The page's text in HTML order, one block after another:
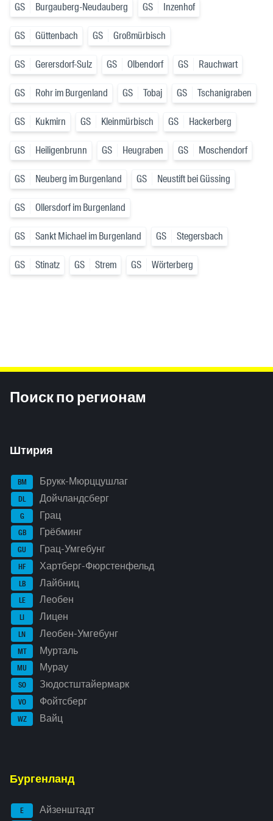
GS Burgauberg-Neudauberg GS Inzenhof
GS Güttenbach GS Großmürbisch
GS Gerersdorf-Sulz GS Olbendorf GS Rauchwart
GS Rohr im Burgenland GS Tobaj GS Tschanigraben
GS Kukmirn GS Kleinmürbisch GS Hackerberg
GS Heiligenbrunn GS Heugraben GS Moschendorf
GS Neuberg im Burgenland GS Neustift bei Güssing
GS Ollersdorf im Burgenland
GS Sankt Michael im Burgenland GS Stegersbach
GS Stinatz GS Strem GS Wörterberg
Поиск по регионам
Штирия
BM Брукк-Мюрццушлаг
DL Дойчландсберг
G Грац
GB Грёбминг
GU Грац-Умгебунг
HF Хартберг-Фюрстенфельд
LB Лайбниц
LE Леобен
LI Лицен
LN Леобен-Умгебунг
MT Мурталь
MU Мурау
SO Зюдостштайермарк
VO Фойтсберг
WZ Вайц
Бургенланд
E
Айзенштадт